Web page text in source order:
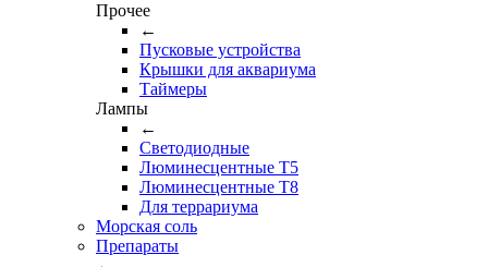
Прочее
←
Пусковые устройства
Крышки для аквариума
Таймеры
Лампы
←
Светодиодные
Люминесцентные Т5
Люминесцентные Т8
Для террариума
Морская соль
Препараты